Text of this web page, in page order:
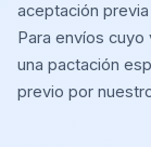
aceptación
Para envíos
una pactación
previo por